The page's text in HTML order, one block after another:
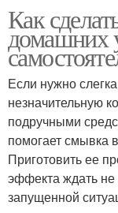
Как
домашних
Если нужно
незначительную
подручными
помогает смывка
Приготовить ее
эффекта ждать не
запущенной